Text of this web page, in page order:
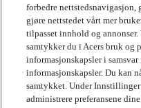
Bærekraft
Bærekraft
Samfunnsansvar
Karbonavtrykket til
Project Humanity
Earthion
forbedre nettstedsnavigasjon,
gjøre nettstedet vårt mer
tilpasset innhold og
samtykker du i Acers bruk og
informasjonskapsler i
informasjonskapsler. Du kan
samtykket. Under
administrere preferansene